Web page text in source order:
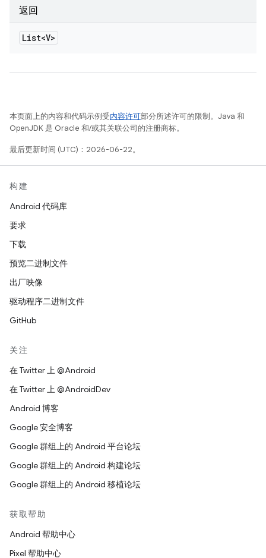
返回
List<V>
本页面上的内容和代码示例受内容许可部分所述许可的限制。Java 和
OpenJDK 是 Oracle 和/或其关联公司的注册商标。
最后更新时间 (UTC)：2026-06-22。
构建
Android 代码库
要求
下载
预览二进制文件
出厂映像
驱动程序二进制文件
GitHub
关注
在 Twitter 上 @Android
在 Twitter 上 @AndroidDev
Android 博客
Google 安全博客
Google 群组上的 Android 平台论坛
Google 群组上的 Android 构建论坛
Google 群组上的 Android 移植论坛
获取帮助
Android 帮助中心
Pixel 帮助中心